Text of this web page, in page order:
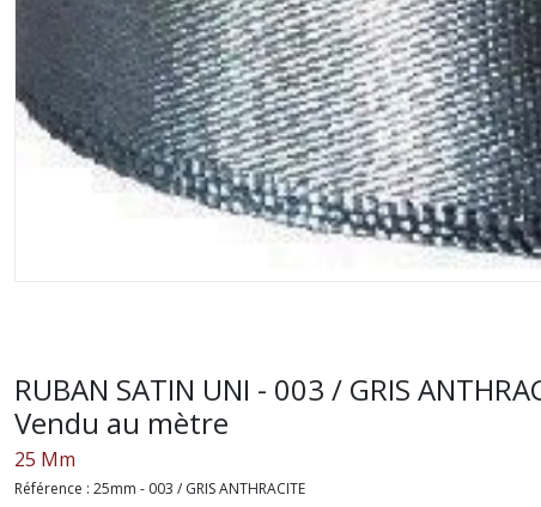
RUBAN SATIN UNI - 003 / GRIS
Vendu au mètre
25 Mm
Référence : 25mm - 003 / GRIS ANTHRACITE